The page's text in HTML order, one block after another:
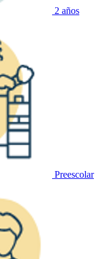
2 años
Preescolar